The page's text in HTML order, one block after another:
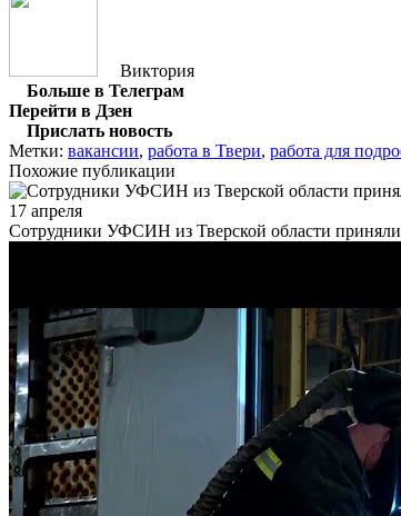
Виктория
Больше в Телеграм
Перейти в Дзен
Прислать новость
Метки: вакансии, работа в Твери, работа для
Похожие публикации
17 апреля
Сотрудники УФСИН из Тверской области приняли